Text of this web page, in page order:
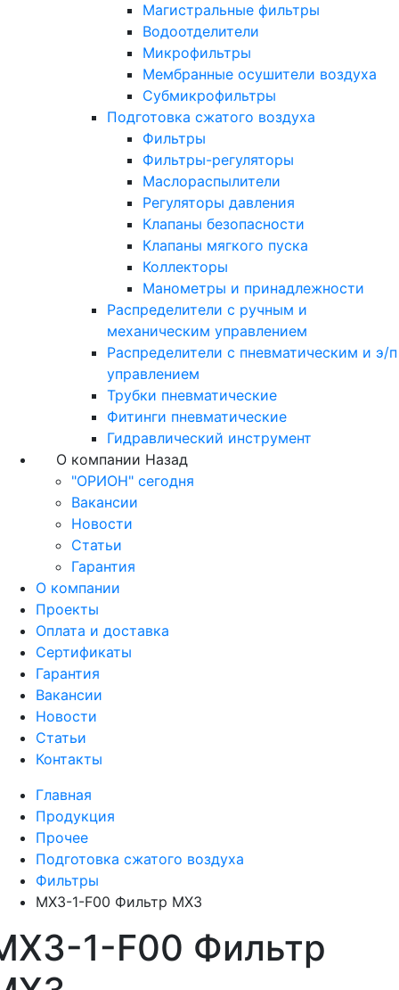
Магистральные фильтры
Водоотделители
Микрофильтры
Мембранные осушители воздуха
Субмикрофильтры
Подготовка сжатого воздуха
Фильтры
Фильтры-регуляторы
Маслораспылители
Регуляторы давления
Клапаны безопасности
Клапаны мягкого пуска
Коллекторы
Манометры и принадлежности
Распределители с ручным и
механическим управлением
Распределители с пневматическим и э/п
управлением
Трубки пневматические
Фитинги пневматические
Гидравлический инструмент
О компании Назад
"ОРИОН" сегодня
Вакансии
Новости
Статьи
Гарантия
О компании
Проекты
Оплата и доставка
Сертификаты
Гарантия
Вакансии
Новости
Статьи
Контакты
Главная
Продукция
Прочее
Подготовка сжатого воздуха
Фильтры
MX3-1-F00 Фильтр MX3
1-F00 Фильтр